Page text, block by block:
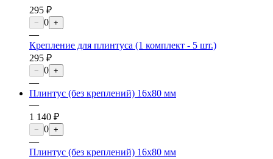
295 ₽
− 0 +
—
Крепление для плинтуса (1 комплект - 5 шт.)
295 ₽
− 0 +
—
Плинтус (без креплений) 16х80 мм
—
1 140 ₽
− 0 +
—
Плинтус (без креплений) 16х80 мм